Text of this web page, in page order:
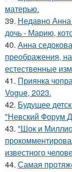
матерью.
39. Недавно
дочь - Марию,
40. Анна
преображения,
естественные
41. Приянка
Vogue, 2023.
42. Будущее
"Невский Форум
43. "Шок и
известного
44. Самая